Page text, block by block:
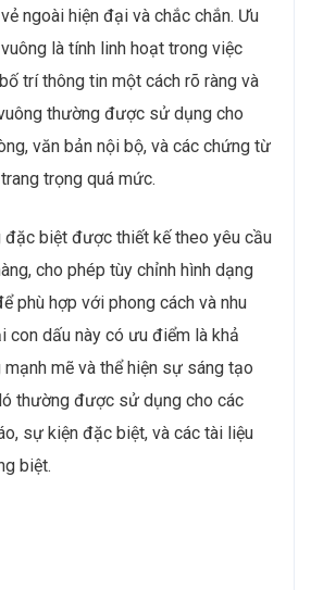
ngoài hiện đại và chắc chắn. Ưu
là tính linh hoạt trong việc
trí thông tin một cách rõ ràng và
thường được sử dụng cho
văn bản nội bộ, và các chứng từ
trọng quá mức.
đặc biệt được thiết kế theo yêu cầu
cho phép tùy chỉnh hình dạng
phù hợp với phong cách và nhu
con dấu này có ưu điểm là khả
mẽ và thể hiện sự sáng tạo
thường được sử dụng cho các
sự kiện đặc biệt, và các tài liệu
biệt.